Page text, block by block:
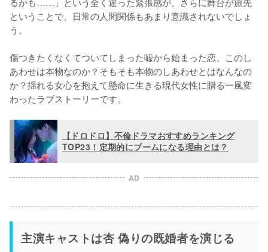
ということで、日常の人間関係もあまり意識されないでしょ
う。
傷つきたくなくてついてしまった嘘から始まった恋、このし
あわせは本物なのか？そもそも本物のしあわせとはなんなの
か？揺れる女心を抱えて懸命に生きる現代女性に贈る一風変
わったラブストーリーです。
【ドロドロ】不倫ドラマおすすめランキング
TOP23！定期的にブームになる理由とは？
AD
主演キャストは杏 偽りの既婚者を演じる